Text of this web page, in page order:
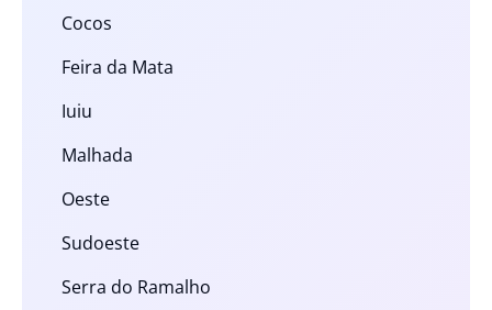
Cocos
Feira da Mata
Iuiu
Malhada
Oeste
Sudoeste
Serra do Ramalho